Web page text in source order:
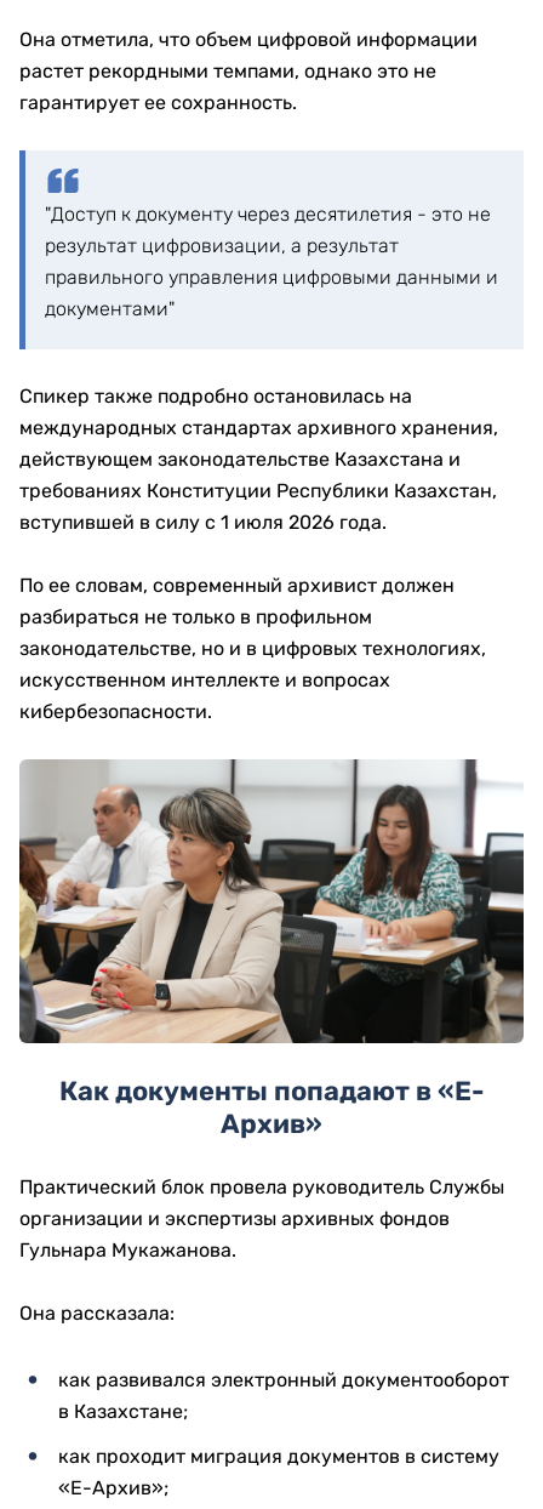
Она отметила, что объем цифровой информации
растет рекордными темпами, однако это не
гарантирует ее сохранность.
"Доступ к документу через десятилетия - это не
результат цифровизации, а результат
правильного управления цифровыми данными и
документами"
Спикер также подробно остановилась на
международных стандартах архивного хранения,
действующем законодательстве Казахстана и
требованиях Конституции Республики Казахстан,
вступившей в силу с 1 июля 2026 года.
По ее словам, современный архивист должен
разбираться не только в профильном
законодательстве, но и в цифровых технологиях,
искусственном интеллекте и вопросах
кибербезопасности.
Как документы попадают в «Е-
Архив»
Практический блок провела руководитель Службы
организации и экспертизы архивных фондов
Гульнара Мукажанова.
Она рассказала:
как развивался электронный документооборот
в Казахстане;
как проходит миграция документов в систему
«Е-Архив»;